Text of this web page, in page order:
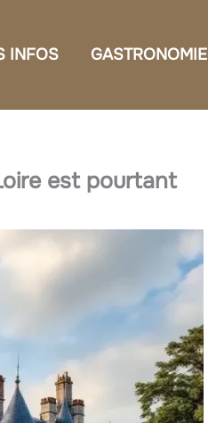
INFOS GASTRONOMIE
est pourtant